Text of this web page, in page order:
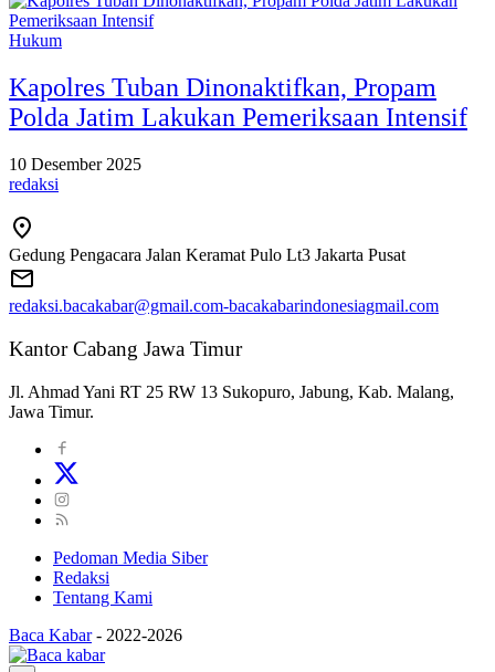
Hukum
Kapolres Tuban Dinonaktifkan, Propam
Polda Jatim Lakukan Pemeriksaan Intensif
10 Desember 2025
redaksi
Gedung Pengacara Jalan Keramat Pulo Lt3 Jakarta Pusat
redaksi.bacakabar@gmail.com-bacakabarindonesiagmail.com
Kantor Cabang Jawa Timur
Jl. Ahmad Yani RT 25 RW 13 Sukopuro, Jabung, Kab. Malang,
Jawa Timur.
Pedoman Media Siber
Redaksi
Tentang Kami
Baca Kabar - 2022-2026